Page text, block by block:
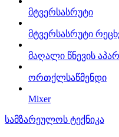
მტვერსასრუტი
მტვერსასრუტი
მაღალი წნევის
ორთქლსაწმენდი
Mixer
სამზარეულოს ტექნიკა